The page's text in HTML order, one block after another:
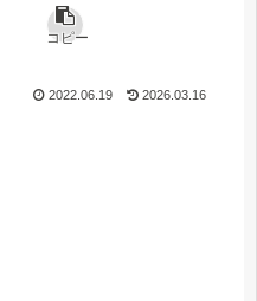
コピー
2022.06.19 2026.03.16